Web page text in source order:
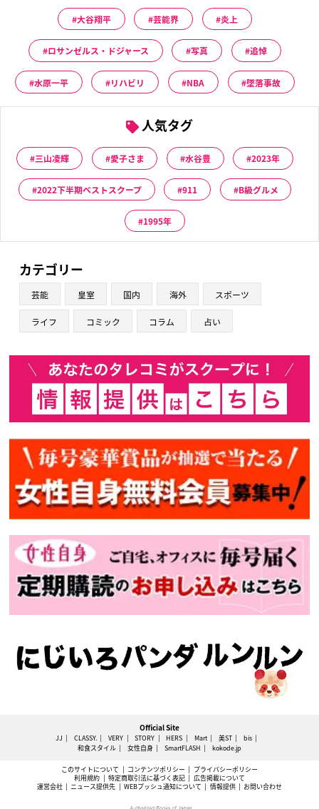
大谷翔平 芸能界 炎上
ロサンゼルス・ドジャース 写真 追悼
水原一平 リハビリ NBA 墜落事故
人気タグ
三山凌輝 愛子さま 水谷豊 2023年
2022下半期ベストスクープ 911 B級グルメ
1995年
カテゴリー
芸能 皇室 国内 海外 スポーツ
ライフ コミック コラム 占い
Official Site
JJ CLASSY. VERY STORY HERS Mart 美ST
bis
和食スタイル
女性自身 SmartFLASH kokode.jp
このサイトについて コンテンツポリシー
プライバシーポリシー
利用規約
特定商取引法に基づく表記
広告掲載について
運営会社
ニュース提供先 WEBプッシュ通知について 情報提供 お問い合わせ